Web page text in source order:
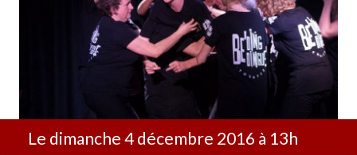
Le dimanche 4 décembre 2016 à 13h